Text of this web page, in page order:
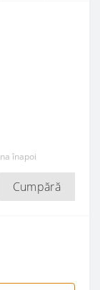
înapoi
Cumpără